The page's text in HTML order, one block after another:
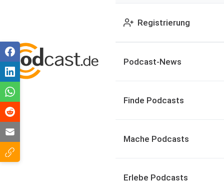
Registrierung
Podcast-News
Finde Podcasts
Mache Podcasts
Erlebe Podcasts